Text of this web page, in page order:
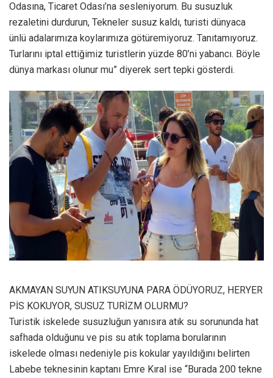
Odasına, Ticaret Odası’na sesleniyorum. Bu susuzluk
rezaletini durdurun, Tekneler susuz kaldı, turisti dünyaca
ünlü adalarımıza koylarımıza götüremiyoruz. Tanıtamıyoruz.
Turlarını iptal ettiğimiz turistlerin yüzde 80’ni yabancı. Böyle
dünya markası olunur mu” diyerek sert tepki gösterdi.
AKMAYAN SUYUN ATIKSUYUNA PARA ÖDÜYORUZ, HERYER
PİS KOKUYOR, SUSUZ TURİZM OLURMU?
Turistik iskelede susuzluğun yanısıra atık su sorununda hat
safhada olduğunu ve pis su atık toplama borularının
iskelede olması nedeniyle pis kokular yayıldığını belirten
Labebe teknesinin kaptanı Emre Kıral ise “Burada 200 tekne